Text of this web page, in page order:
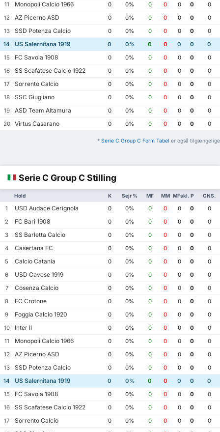
11
Monopoli Calcio 1966 0 0% 0 0 0 0
0
12
AZ Picerno ASD 0 0% 0 0 0 0
0
13
SSD Potenza Calcio 0 0% 0 0 0 0
0
14
US Salernitana 1919 0 0% 0 0 0 0
0
15
FC Savoia 1908 0 0% 0 0 0 0
0
16
SS Scafatese Calcio 1922 0 0% 0 0 0 0
0
17
Sorrento Calcio 0 0% 0 0 0 0
0
18
SSC Giugliano 0 0% 0 0 0 0
0
19
ASD Team Altamura 0 0% 0 0 0 0
0
20
Virtus Casarano 0 0% 0 0 0 0 0
* Serie C Group C Form Tabel er også tilgængelige
Serie C Group C Stilling
Hold K Sejr % MF MM MFskl. P GNS.
1 USD Audace Cerignola 0 0% 0 0 0 0
0
2
FC Bari 1908 0 0% 0 0 0 0
0
3
SS Barletta Calcio 0 0% 0 0 0 0
0
4
Casertana FC 0 0% 0 0 0 0
0
5
Calcio Catania 0 0% 0 0 0 0
0
6
USD Cavese 1919 0 0% 0 0 0 0
0
7
Cosenza Calcio 0 0% 0 0 0 0
0
8
FC Crotone 0 0% 0 0 0 0
0
9
Foggia Calcio 1920 0 0% 0 0 0 0
0
10
Inter II 0 0% 0 0 0 0
0
11
Monopoli Calcio 1966 0 0% 0 0 0 0
0
12
AZ Picerno ASD 0 0% 0 0 0 0
0
13
SSD Potenza Calcio 0 0% 0 0 0 0
0
14
US Salernitana 1919 0 0% 0 0 0 0
0
15
FC Savoia 1908 0 0% 0 0 0 0
0
16
SS Scafatese Calcio 1922 0 0% 0 0 0 0
0
17
Sorrento Calcio 0 0% 0 0 0 0
0